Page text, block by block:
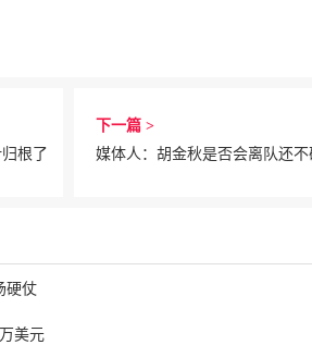
根了
下一篇 >
硬仗
美元